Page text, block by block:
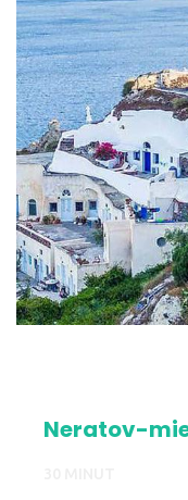
Neratov-